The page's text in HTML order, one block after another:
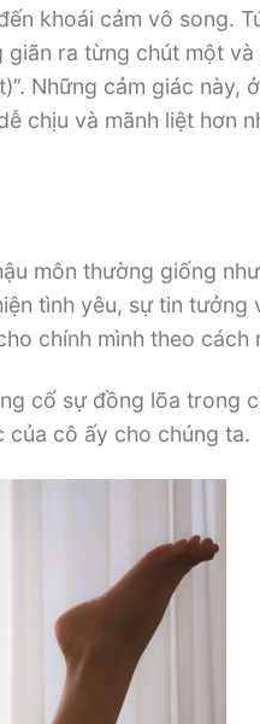
khoái cảm vô song.
giãn ra từng chút một
Những cảm giác này,
chịu và mãnh liệt hơn
môn thường giống
tình yêu, sự tin tưởng
chính mình theo cách
cố sự đồng lõa trong
của cô ấy cho chúng ta.